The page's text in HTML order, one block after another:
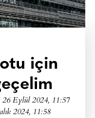
için
26 Eylül 2024, 11:57
2024, 11:58